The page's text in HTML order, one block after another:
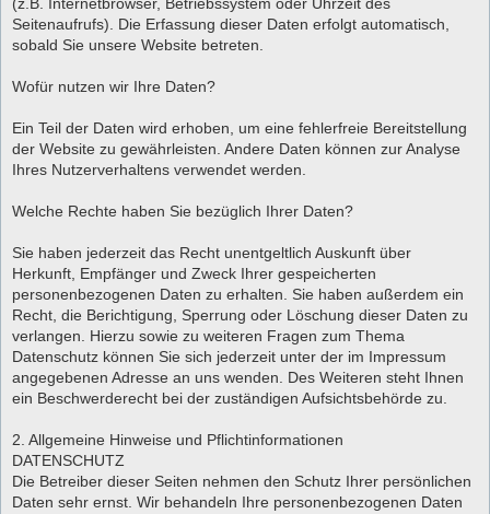
Seitenaufrufs). Die Erfassung dieser Daten erfolgt automatisch,
sobald Sie unsere Website betreten.
Wofür nutzen wir Ihre Daten?
Ein Teil der Daten wird erhoben, um eine fehlerfreie Bereitstellung
der Website zu gewährleisten. Andere Daten können zur Analyse
Ihres Nutzerverhaltens verwendet werden.
Welche Rechte haben Sie bezüglich Ihrer Daten?
Sie haben jederzeit das Recht unentgeltlich Auskunft über
Herkunft, Empfänger und Zweck Ihrer gespeicherten
personenbezogenen Daten zu erhalten. Sie haben außerdem ein
Recht, die Berichtigung, Sperrung oder Löschung dieser Daten zu
verlangen. Hierzu sowie zu weiteren Fragen zum Thema
Datenschutz können Sie sich jederzeit unter der im Impressum
angegebenen Adresse an uns wenden. Des Weiteren steht Ihnen
ein Beschwerderecht bei der zuständigen Aufsichtsbehörde zu.
2. Allgemeine Hinweise und Pflichtinformationen
DATENSCHUTZ
Die Betreiber dieser Seiten nehmen den Schutz Ihrer persönlichen
Daten sehr ernst. Wir behandeln Ihre personenbezogenen Daten